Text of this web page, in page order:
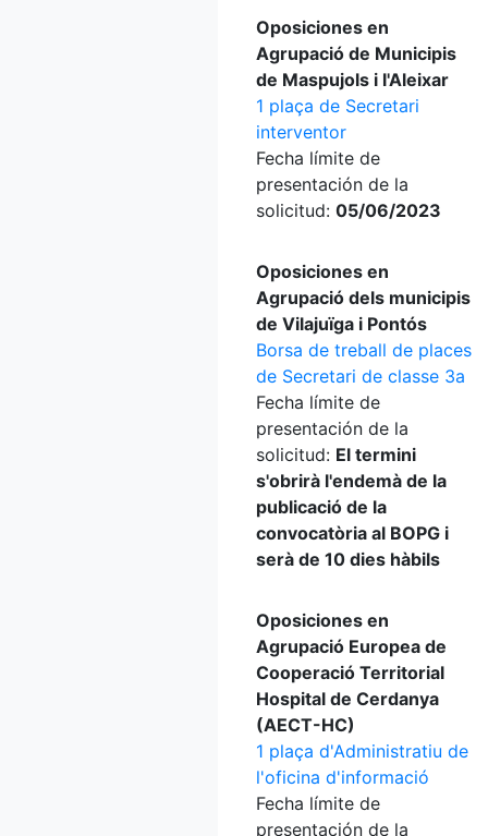
Oposiciones en
Agrupació de Municipis
de Maspujols i l'Aleixar
1 plaça de Secretari
interventor
Fecha límite de
presentación de la
solicitud: 05/06/2023
Oposiciones en
Agrupació dels municipis
de Vilajuïga i Pontós
Borsa de treball de places
de Secretari de classe 3a
Fecha límite de
presentación de la
solicitud: El termini
s'obrirà l'endemà de la
publicació de la
convocatòria al BOPG i
serà de 10 dies hàbils
Oposiciones en
Agrupació Europea de
Cooperació Territorial
Hospital de Cerdanya
(AECT-HC)
1 plaça d'Administratiu de
l'oficina d'informació
Fecha límite de
presentación de la